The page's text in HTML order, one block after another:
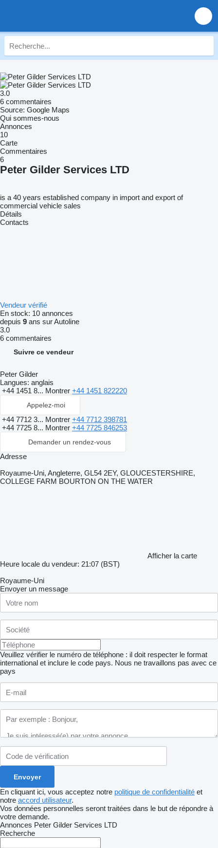
3.0
6 commentaires
Source: Google Maps
Qui sommes-nous
Annonces
10
Carte
Commentaires
6
Peter Gilder Services LTD
is a 40 years established company in import and export of
commercial vehicle sales
Détails
Contacts
Vendeur vérifié
En stock: 10 annonces
depuis 9 ans sur Autoline
3.0
6 commentaires
Suivre ce vendeur
Peter Gilder
Langues: anglais
+44 1451 8... Montrer +44 1451 822220
Appelez-moi
+44 7712 3... Montrer +44 7712 398781
+44 7725 8... Montrer +44 7725 846253
Demander un rendez-vous
Adresse
Royaume-Uni, Angleterre, GL54 2EY, GLOUCESTERSHIRE,
COLLEGE FARM BOURTON ON THE WATER
Afficher la carte
Heure locale du vendeur: 21:07 (BST)
Royaume-Uni
Envoyer un message
Veuillez vérifier le numéro de téléphone : il doit respecter le format
international et inclure le code pays. Nous ne travaillons pas avec ce
pays
En cliquant ici, vous acceptez notre politique de confidentialité et
notre accord utilisateur.
Vos données personnelles seront traitées dans le but de répondre à
votre demande.
Annonces Peter Gilder Services LTD
Recherche